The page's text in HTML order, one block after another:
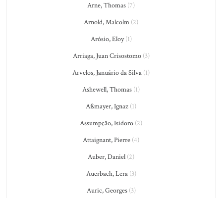
Arne, Thomas (7)
Arnold, Malcolm (2)
Arósio, Eloy(1)
Arriaga, Juan Crisostomo(3)
Arvelos, Januário da Silva (1)
Ashewell, Thomas (1)
Aßmayer, Ignaz (1)
Assumpção, Isidoro (2)
Attaignant, Pierre (4)
Auber, Daniel (2)
Auerbach, Lera(3)
Auric, Georges(3)